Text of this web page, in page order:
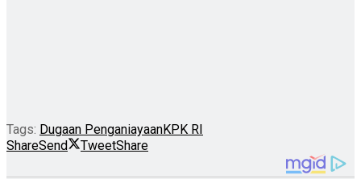
Tags: Dugaan PenganiayaanKPK RI
ShareSend TweetShare